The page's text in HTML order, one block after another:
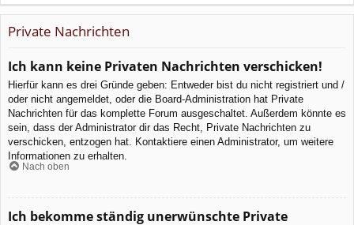
Private Nachrichten
Ich kann keine Privaten Nachrichten verschicken!
Hierfür kann es drei Gründe geben: Entweder bist du nicht registriert und /
oder nicht angemeldet, oder die Board-Administration hat Private
Nachrichten für das komplette Forum ausgeschaltet. Außerdem könnte es
sein, dass der Administrator dir das Recht, Private Nachrichten zu
verschicken, entzogen hat. Kontaktiere einen Administrator, um weitere
Informationen zu erhalten.
Nach oben
Ich bekomme ständig unerwünschte Private